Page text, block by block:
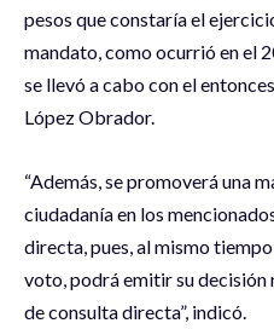
pesos que constaría el
mandato, como ocurrió en el
se llevó a cabo con el
López Obrador.
“Además, se promoverá una
ciudadanía en los
directa, pues, al mismo
voto, podrá emitir su decisión
de consulta directa”, indicó.